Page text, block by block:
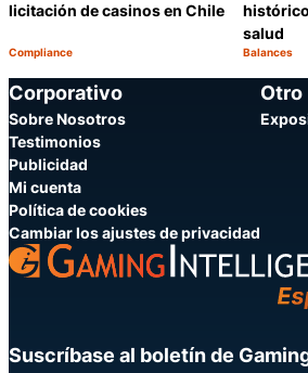
licitación de casinos en Chile
Categoría:
Compliance
histórico
salud
Categoría:
Balances
Corporativo
Sobre Nosotros
Testimonios
Publicidad
Mi cuenta
Política de cookies
Cambiar los ajustes de privacidad
Otro
Suscríbase al boletín de